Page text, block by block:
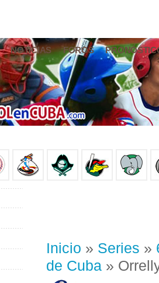
NOTICIAS FOROS
Inicio » Series »
de Cuba »